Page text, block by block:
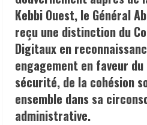
Kebbi Ouest, le Général
reçu une distinction du
Digitaux en
engagement en faveur
sécurité, de la cohésion
ensemble dans sa
administrative.